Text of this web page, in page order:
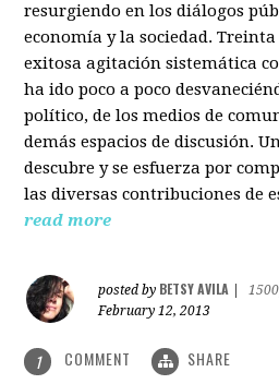
resurgiendo en los diálogos
economía y la sociedad.
exitosa agitación sistemática
ha ido poco a poco
político, de los medios de
demás espacios de discusión.
descubre y se esfuerza por
las diversas contribuciones de
read more
posted by BETSY AVILA
February 12, 2013
1 COMMENT SHARE